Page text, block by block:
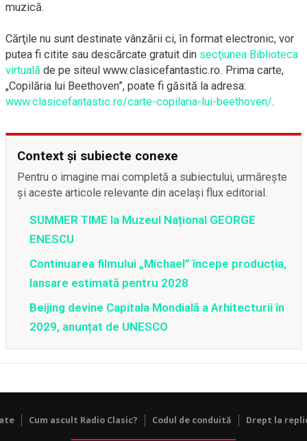
muzică.
Cărţile nu sunt destinate vânzării ci, în format electronic, vor
putea fi citite sau descărcate gratuit din secţiunea Biblioteca
virtuală de pe siteul www.clasicefantastic.ro. Prima carte,
„Copilăria lui Beethoven”, poate fi găsită la adresa:
www.clasicefantastic.ro/carte-copilaria-lui-beethoven/.
Context și subiecte conexe
Pentru o imagine mai completă a subiectului, urmărește
și aceste articole relevante din același flux editorial.
SUMMER TIME la Muzeul Național GEORGE
ENESCU
Continuarea filmului „Michael” începe producția,
lansare estimată pentru 2028
Beijing devine Capitala Mondială a Arhitecturii în
2029, anunțat de UNESCO
Cum ascult Radio Clasic? Codul de conduită Drept la